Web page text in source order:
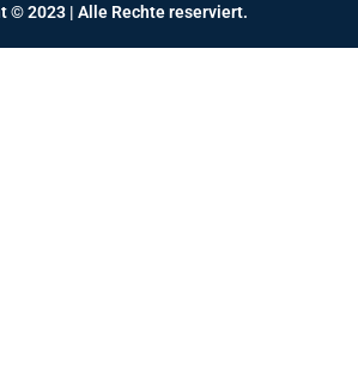
© 2023 | Alle Rechte reserviert.